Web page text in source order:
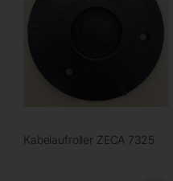
Kabelaufroller ZECA 7325